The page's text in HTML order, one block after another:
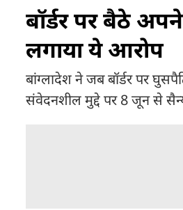
बॉर्डर पर बैठे
लगाया ये आरोप
बांग्लादेश ने जब बॉर्डर पर
संवेदनशील मुद्दे पर 8 जून से सैन्य